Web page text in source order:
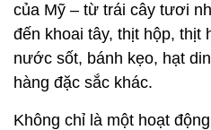
của Mỹ – từ trái cây tươi
đến khoai tây, thịt hộp, thịt
nước sốt, bánh kẹo, hạt
hàng đặc sắc khác.
Không chỉ là một hoạt